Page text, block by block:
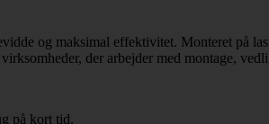
og maksimal effektivitet. Monteret på
der arbejder med montage,
på kort tid.